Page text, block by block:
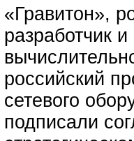
«Гравитон»,
разработчик
российский
сетевого
подписали